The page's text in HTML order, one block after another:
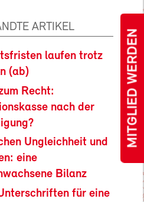
MITGLIED WERDEN
ARTIKEL
laufen trotz
(ab)
Recht:
nach der
Ungleichheit und
eine
Bilanz
für eine